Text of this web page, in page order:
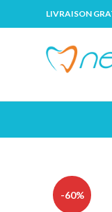
LIVRAISON
-60%